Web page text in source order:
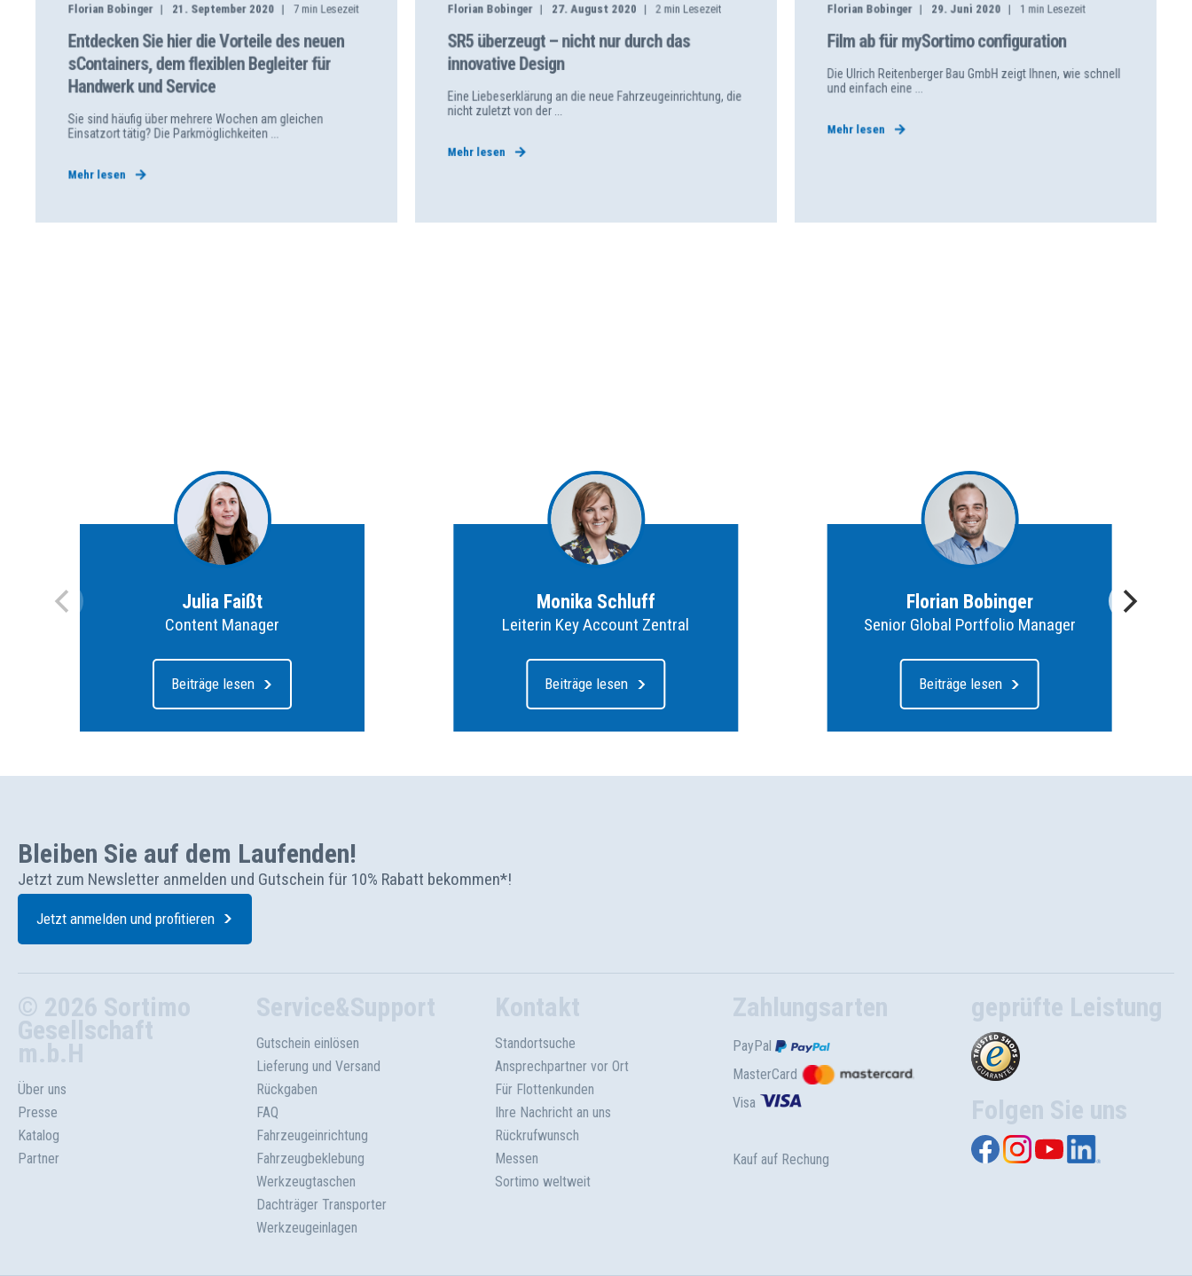
Florian Bobinger 21. September 2020 7 min Lesezeit
Entdecken Sie hier die Vorteile des neuen
sContainers, dem flexiblen Begleiter für
Handwerk und Service
Sie sind häufig über mehrere Wochen am gleichen
Einsatzort tätig? Die Parkmöglichkeiten ...
Mehr lesen
Florian Bobinger 27. August 2020 2 min Lesezeit
SR5 überzeugt – nicht nur durch das
innovative Design
Eine Liebeserklärung an die neue Fahrzeugeinrichtung, die
nicht zuletzt von der ...
Mehr lesen
Florian Bobinger 29. Juni 2020 1 min Lesezeit
Film ab für mySortimo configuration
Die Ulrich Reitenberger Bau GmbH zeigt Ihnen, wie schnell
und einfach eine ...
Mehr lesen
Julia Faißt
Content Manager
Beiträge lesen
Monika Schluff
Leiterin Key Account Zentral
Beiträge lesen
Florian Bobinger
Senior Global Portfolio Manager
Beiträge lesen
Bleiben Sie auf dem Laufenden!
Jetzt zum Newsletter anmelden und Gutschein für 10% Rabatt bekommen*!
Jetzt anmelden und profitieren
© 2026 Sortimo
Gesellschaft
m.b.H
Über uns
Presse
Katalog
Partner
Service&Support
Gutschein einlösen
Lieferung und Versand
Rückgaben
FAQ
Fahrzeugeinrichtung
Fahrzeugbeklebung
Werkzeugtaschen
Dachträger Transporter
Werkzeugeinlagen
Kontakt
Standortsuche
Ansprechpartner vor Ort
Für Flottenkunden
Ihre Nachricht an uns
Rückrufwunsch
Messen
Sortimo weltweit
Zahlungsarten
PayPal
MasterCard
Visa
Kauf auf Rechung
geprüfte Leistung
Folgen Sie uns